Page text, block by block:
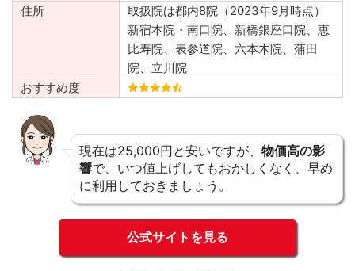
住所
取扱院は都内8院（2023年9月時点）
新宿本院・南口院、新橋銀座口院、恵
比寿院、表参道院、六本木院、蒲田
院、立川院
おすすめ度
現在は25,000円と安いですが、 物価高の影
響で、いつ値上げしてもおかしくなく、早め
に利用しておきましょう。
公式サイトを見る